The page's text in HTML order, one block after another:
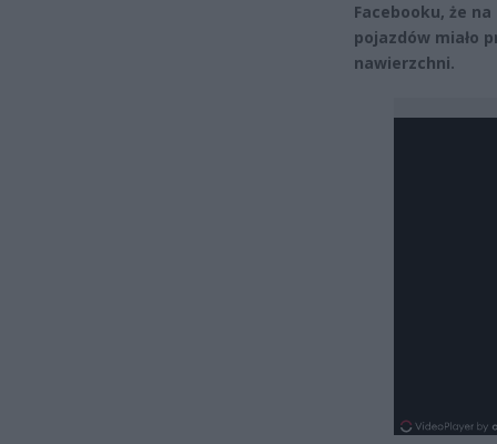
Facebooku, że
pojazdów miało
nawierzchni.